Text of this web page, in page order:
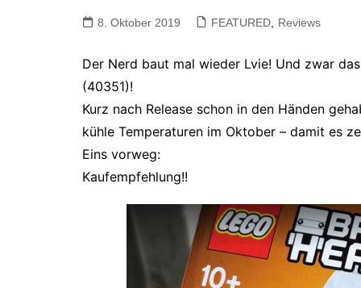
Speedbuild
Retroecke
Building Bricks For
Happiness
8. Oktober 2019 FEATURED Reviews
Der Nerd baut mal wieder Lvie! Und zwar
(40351)!
Kurz nach Release schon in den Händen
kühle Temperaturen im Oktober – damit es
Eins vorweg:
Kaufempfehlung!!